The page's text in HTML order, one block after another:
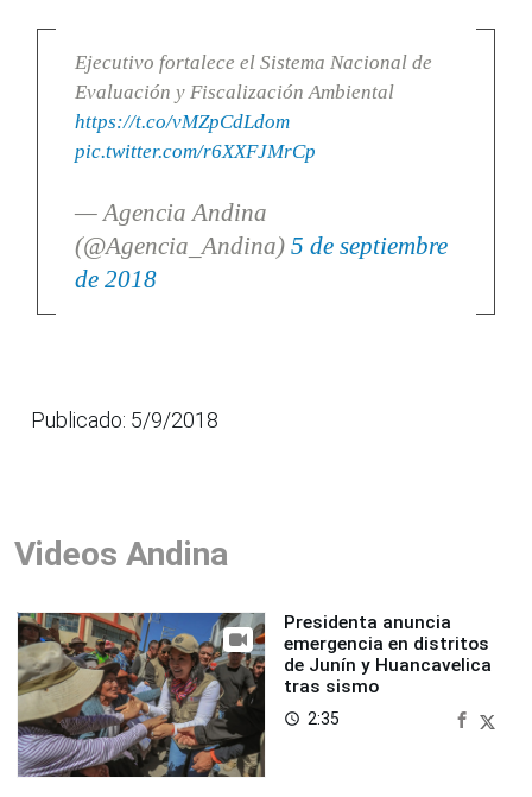
Ejecutivo fortalece el Sistema Nacional de
Evaluación y Fiscalización Ambiental
https://t.co/vMZpCdLdom
pic.twitter.com/r6XXFJMrCp
— Agencia Andina
(@Agencia_Andina) 5 de septiembre
de 2018
Publicado: 5/9/2018
Videos Andina
Presidenta anuncia
emergencia en distritos
de Junín y Huancavelica
tras sismo
access_time 2:35